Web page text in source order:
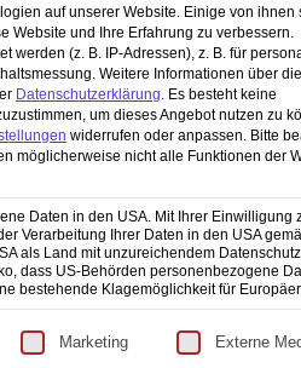
Mein Leben als
€Ursprünglicher
Preis
35,99 €
32,78 €Aktueller
Preis
32,78 €.
Angebot!
VERANSTALTUNGEN
auf unserer Website. Einige von ihnen
und Ihre Erfahrung zu verbessern.
werden (z. B. IP-Adressen), z. B. für
Weitere Informationen über die
Datenschutzerklärung Es besteht keine
um dieses Angebot nutzen zu
widerrufen oder anpassen. Bitte
möglicherweise nicht alle Funktionen der
Daten in den USA. Mit Ihrer Einwilligung
Verarbeitung Ihrer Daten in den USA
als Land mit unzureichendem
dass US-Behörden personenbezogene
bestehende Klagemöglichkeit für Europäer.
für die eine
Marketing Externe